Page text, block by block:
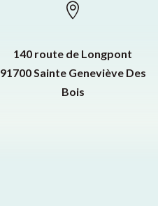

140 route de Longpont
91700 Sainte Geneviève Des
Bois